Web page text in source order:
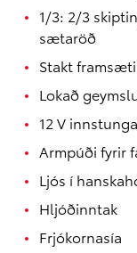
1/3: 2/3
sætaröð
Stakt
Lokað
12 V
Armpúði fyrir
Ljós í
Hljóðinntak
Frjókornasía